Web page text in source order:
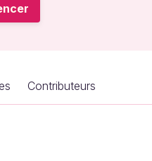
Contributeurs